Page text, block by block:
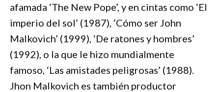
afamada ‘The New Pope’, y en cintas como ‘El
imperio del sol’ (1987), ‘Cómo ser John
Malkovich’ (1999), ‘De ratones y hombres’
(1992), o la que le hizo mundialmente
famoso, ‘Las amistades peligrosas’ (1988).
Jhon Malkovich es también productor